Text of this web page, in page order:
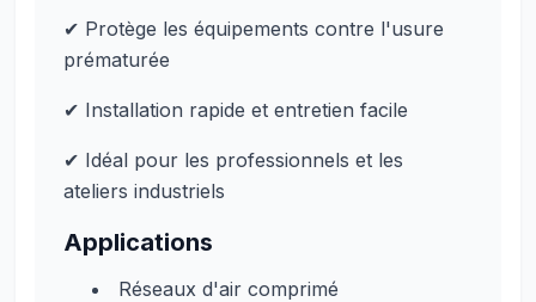
✔ Protège les équipements contre l'usure
prématurée
✔ Installation rapide et entretien facile
✔ Idéal pour les professionnels et les
ateliers industriels
Applications
Réseaux d'air comprimé